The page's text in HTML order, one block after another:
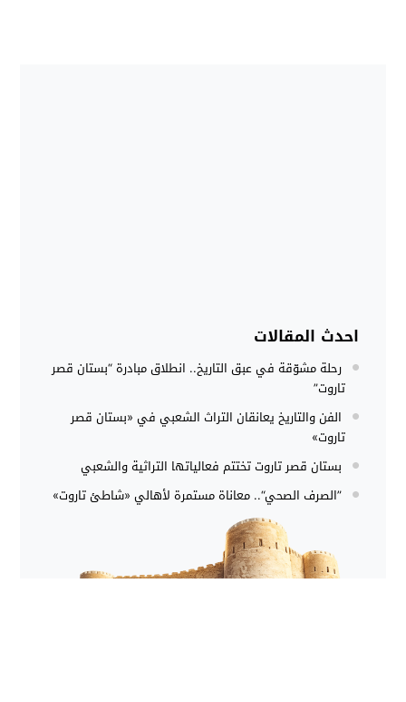
احدث المقالات
رحلة مشوّقة في عبق التاريخ.. انطلاق مبادرة “بستان قصر
تاروت”
الفن والتاريخ يعانقان التراث الشعبي في «بستان قصر
تاروت»
بستان قصر تاروت تختتم فعالياتها التراثية والشعبي
”الصرف الصحي“.. معاناة مستمرة لأهالي «شاطئ تاروت»